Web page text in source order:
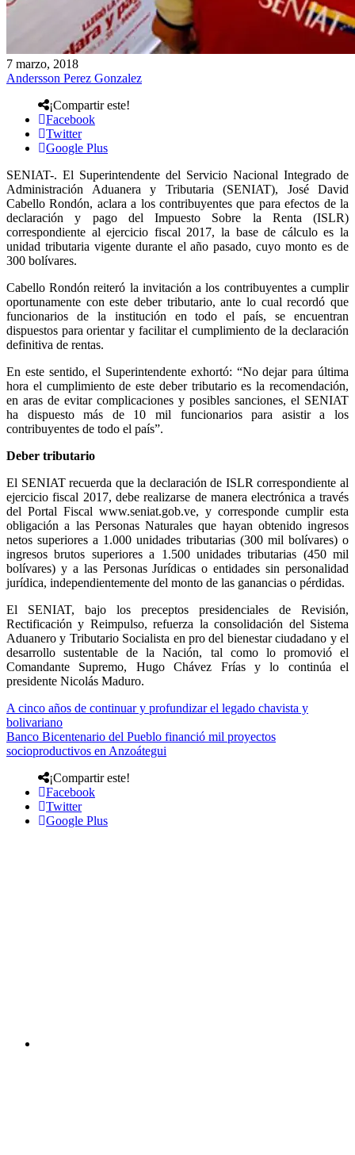
7 marzo, 2018
Andersson Perez Gonzalez
¡Compartir este!
Facebook
Twitter
Google Plus
SENIAT-. El Superintendente del Servicio Nacional Integrado de
Administración Aduanera y Tributaria (SENIAT), José David
Cabello Rondón, aclara a los contribuyentes que para efectos de la
declaración y pago del Impuesto Sobre la Renta (ISLR)
correspondiente al ejercicio fiscal 2017, la base de cálculo es la
unidad tributaria vigente durante el año pasado, cuyo monto es de
300 bolívares.
Cabello Rondón reiteró la invitación a los contribuyentes a cumplir
oportunamente con este deber tributario, ante lo cual recordó que
funcionarios de la institución en todo el país, se encuentran
dispuestos para orientar y facilitar el cumplimiento de la declaración
definitiva de rentas.
En este sentido, el Superintendente exhortó: “No dejar para última
hora el cumplimiento de este deber tributario es la recomendación,
en aras de evitar complicaciones y posibles sanciones, el SENIAT
ha dispuesto más de 10 mil funcionarios para asistir a los
contribuyentes de todo el país”.
Deber tributario
El SENIAT recuerda que la declaración de ISLR correspondiente al
ejercicio fiscal 2017, debe realizarse de manera electrónica a través
del Portal Fiscal www.seniat.gob.ve, y corresponde cumplir esta
obligación a las Personas Naturales que hayan obtenido ingresos
netos superiores a 1.000 unidades tributarias (300 mil bolívares) o
ingresos brutos superiores a 1.500 unidades tributarias (450 mil
bolívares) y a las Personas Jurídicas o entidades sin personalidad
jurídica, independientemente del monto de las ganancias o pérdidas.
El SENIAT, bajo los preceptos presidenciales de Revisión,
Rectificación y Reimpulso, refuerza la consolidación del Sistema
Aduanero y Tributario Socialista en pro del bienestar ciudadano y el
desarrollo sustentable de la Nación, tal como lo promovió el
Comandante Supremo, Hugo Chávez Frías y lo continúa el
presidente Nicolás Maduro.
A cinco años de continuar y profundizar el legado chavista y
bolivariano
Banco Bicentenario del Pueblo financió mil proyectos
socioproductivos en Anzoátegui
¡Compartir este!
Facebook
Twitter
Google Plus